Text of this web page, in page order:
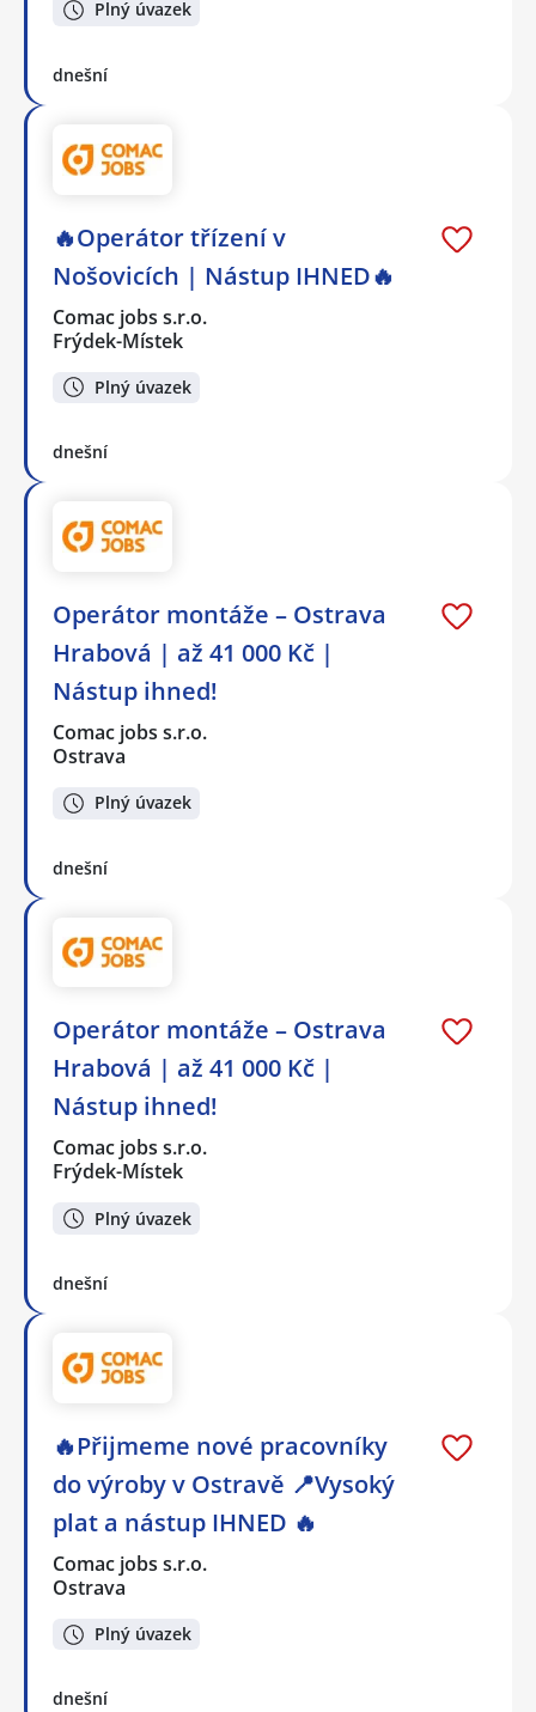
Plný úvazek
dnešní
🔥Operátor třízení v
Nošovicích | Nástup IHNED🔥
Comac jobs s.r.o.
Frýdek-Místek
Plný úvazek
dnešní
Operátor montáže – Ostrava
Hrabová | až 41 000 Kč |
Nástup ihned!
Comac jobs s.r.o.
Ostrava
Plný úvazek
dnešní
Operátor montáže – Ostrava
Hrabová | až 41 000 Kč |
Nástup ihned!
Comac jobs s.r.o.
Frýdek-Místek
Plný úvazek
dnešní
🔥Přijmeme nové pracovníky
do výroby v Ostravě 📍Vysoký
plat a nástup IHNED 🔥
Comac jobs s.r.o.
Ostrava
Plný úvazek
dnešní